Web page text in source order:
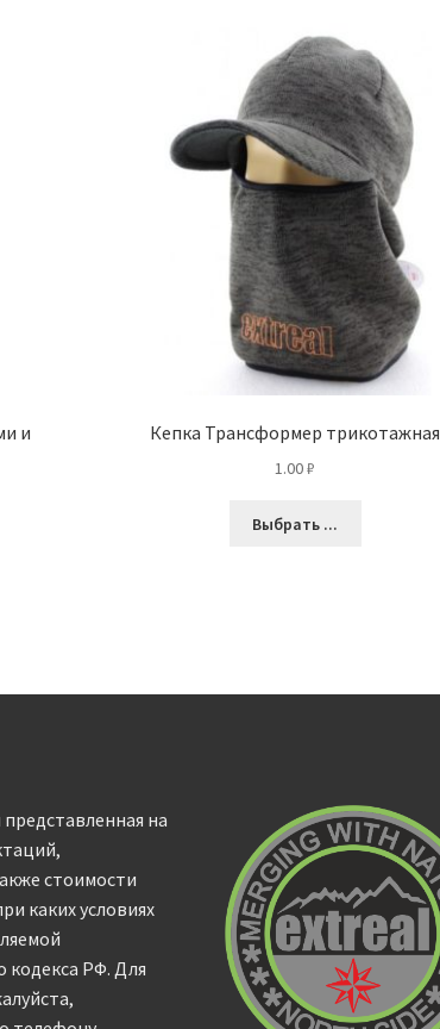
и
Кепка Трансформер трикотажная
1.00₽
Выбрать ...
на
стоимости
каких условиях
кодекса РФ. Для